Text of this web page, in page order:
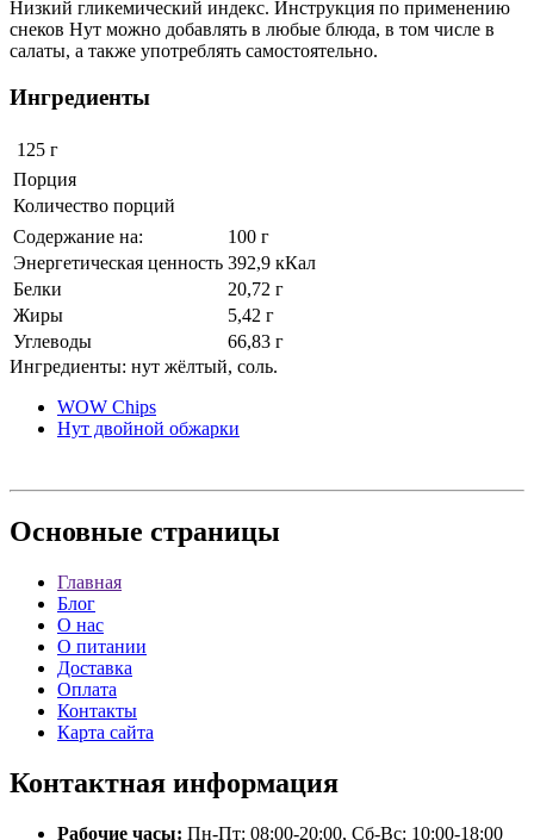
Низкий гликемический индекс. Инструкция по применению
снеков Нут можно добавлять в любые блюда, в том числе в
салаты, а также употреблять самостоятельно.
Ингредиенты
125 г
Порция
Количество порций
Содержание на:
100 г
Энергетическая ценность 392,9 кКал
Белки
20,72 г
Жиры
5,42 г
Углеводы
66,83 г
Ингредиенты: нут жёлтый, соль.
WOW Chips
Нут двойной обжарки
Основные страницы
Главная
Блог
О нас
О питании
Доставка
Оплата
Контакты
Карта сайта
Контактная информация
Рабочие часы: Пн-Пт: 08:00-20:00, Сб-Вс: 10:00-18:00